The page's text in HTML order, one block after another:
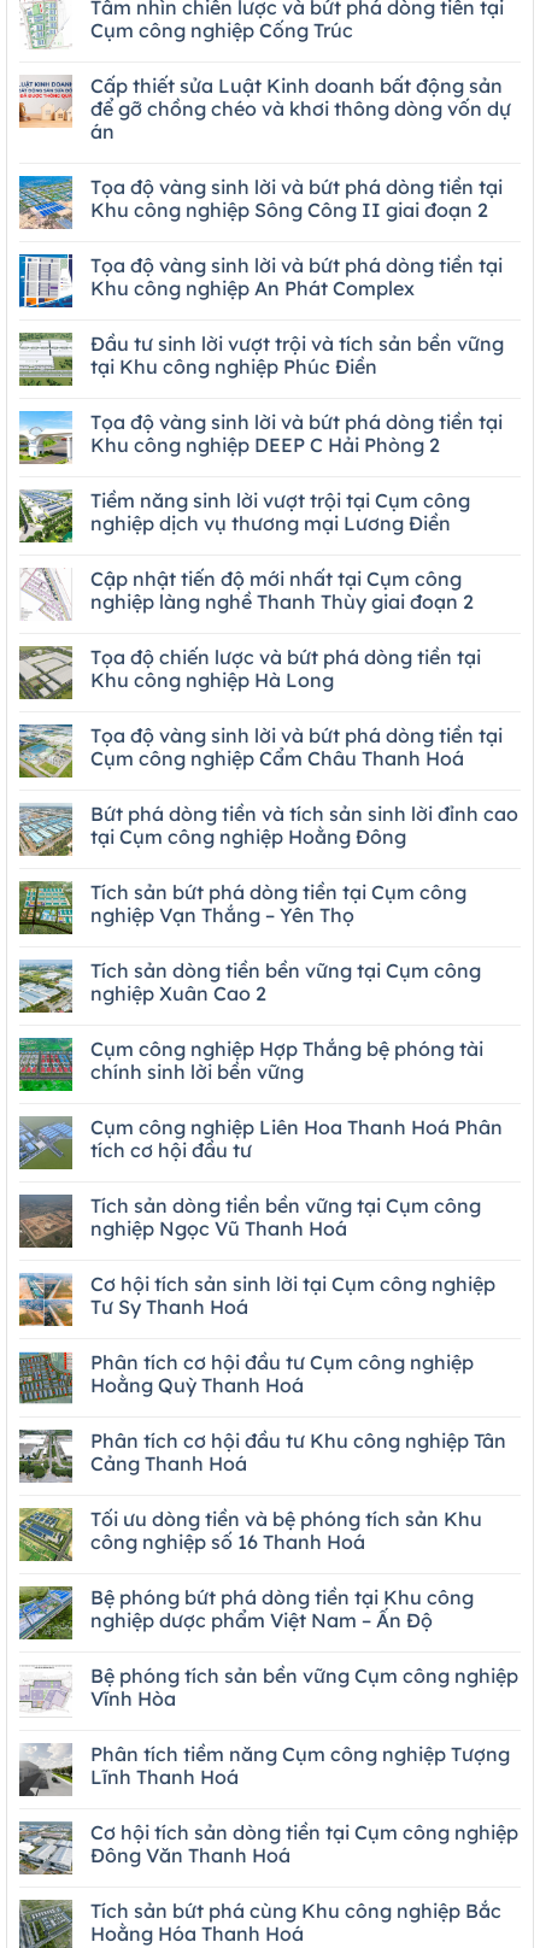
Tầm nhìn chiến lược và bứt phá dòng tiền tại
Cụm công nghiệp Cống Trúc
Cấp thiết sửa Luật Kinh doanh bất động sản
để gỡ chồng chéo và khơi thông dòng vốn dự
án
Tọa độ vàng sinh lời và bứt phá dòng tiền tại
Khu công nghiệp Sông Công II giai đoạn 2
Tọa độ vàng sinh lời và bứt phá dòng tiền tại
Khu công nghiệp An Phát Complex
Đầu tư sinh lời vượt trội và tích sản bền vững
tại Khu công nghiệp Phúc Điền
Tọa độ vàng sinh lời và bứt phá dòng tiền tại
Khu công nghiệp DEEP C Hải Phòng 2
Tiềm năng sinh lời vượt trội tại Cụm công
nghiệp dịch vụ thương mại Lương Điền
Cập nhật tiến độ mới nhất tại Cụm công
nghiệp làng nghề Thanh Thùy giai đoạn 2
Tọa độ chiến lược và bứt phá dòng tiền tại
Khu công nghiệp Hà Long
Tọa độ vàng sinh lời và bứt phá dòng tiền tại
Cụm công nghiệp Cẩm Châu Thanh Hoá
Bứt phá dòng tiền và tích sản sinh lời đỉnh cao
tại Cụm công nghiệp Hoằng Đông
Tích sản bứt phá dòng tiền tại Cụm công
nghiệp Vạn Thắng – Yên Thọ
Tích sản dòng tiền bền vững tại Cụm công
nghiệp Xuân Cao 2
Cụm công nghiệp Hợp Thắng bệ phóng tài
chính sinh lời bền vững
Cụm công nghiệp Liên Hoa Thanh Hoá Phân
tích cơ hội đầu tư
Tích sản dòng tiền bền vững tại Cụm công
nghiệp Ngọc Vũ Thanh Hoá
Cơ hội tích sản sinh lời tại Cụm công nghiệp
Tư Sy Thanh Hoá
Phân tích cơ hội đầu tư Cụm công nghiệp
Hoằng Quỳ Thanh Hoá
Phân tích cơ hội đầu tư Khu công nghiệp Tân
Cảng Thanh Hoá
Tối ưu dòng tiền và bệ phóng tích sản Khu
công nghiệp số 16 Thanh Hoá
Bệ phóng bứt phá dòng tiền tại Khu công
nghiệp dược phẩm Việt Nam – Ấn Độ
Bệ phóng tích sản bền vững Cụm công nghiệp
Vĩnh Hòa
Phân tích tiềm năng Cụm công nghiệp Tượng
Lĩnh Thanh Hoá
Cơ hội tích sản dòng tiền tại Cụm công nghiệp
Đông Văn Thanh Hoá
Tích sản bứt phá cùng Khu công nghiệp Bắc
Hoằng Hóa Thanh Hoá